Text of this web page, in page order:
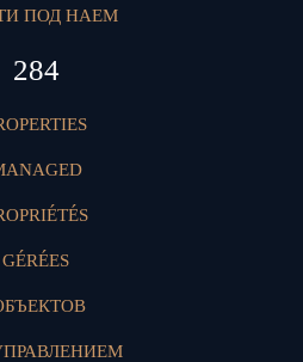
ПОД НАЕМ
427
GÉRÉES